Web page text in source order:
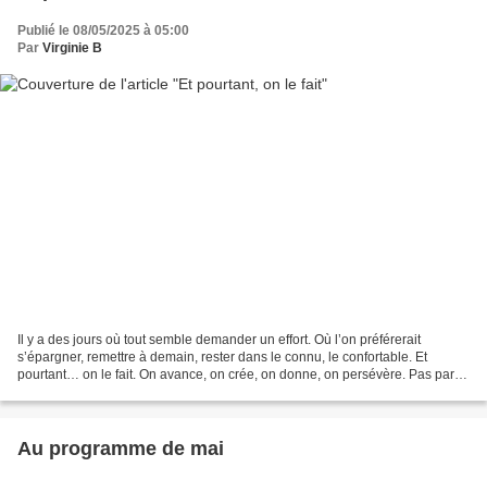
Publié le 08/05/2025 à 05:00
Par Virginie B
Il y a des jours où tout semble demander un effort. Où l’on préférerait
s’épargner, remettre à demain, rester dans le connu, le confortable. Et
pourtant… on le fait. On avance, on crée, on donne, on persévère. Pas parce
Au programme de mai